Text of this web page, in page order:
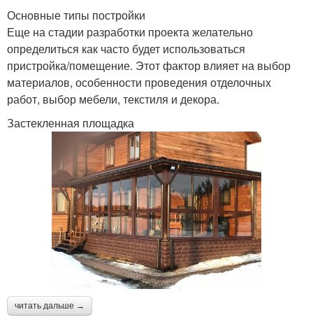
Основные типы постройки
Еще на стадии разработки проекта желательно
определиться как часто будет использоваться
пристройка/помещение. Этот фактор влияет на выбор
материалов, особенности проведения отделочных
работ, выбор мебели, текстиля и декора.
Застекленная площадка
читать дальше →